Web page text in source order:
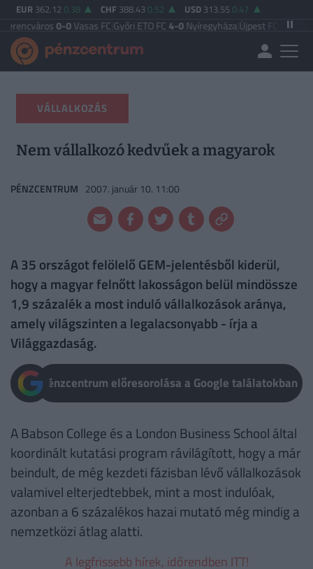
EUR 362.12 0.38 CHF 388.43 0.52 USD 313.55 0.47
0-0Vasas FC|Győri ETO FC 4-0Nyíregyháza|Újpest FC4-2Debreceni
VÁLLALKOZÁS
Nem vállalkozó kedvűek a magyarok
PÉNZCENTRUM 2007. január 10. 11:00
A 35 országot felölelő GEM-jelentésből kiderül,
hogy a magyar felnőtt lakosságon belül mindössze
1,9 százalék a most induló vállalkozások aránya,
amely világszinten a legalacsonyabb - írja a
Világgazdaság.
Pénzcentrum előresorolása a Google találatokban
A Babson College és a London Business School által
koordinált kutatási program rávilágított, hogy a már
beindult, de még kezdeti fázisban lévő vállalkozások
valamivel elterjedtebbek, mint a most indulóak,
azonban a 6 százalékos hazai mutató még mindig a
nemzetközi átlag alatti.
A legfrissebb hírek, időrendben ITT!